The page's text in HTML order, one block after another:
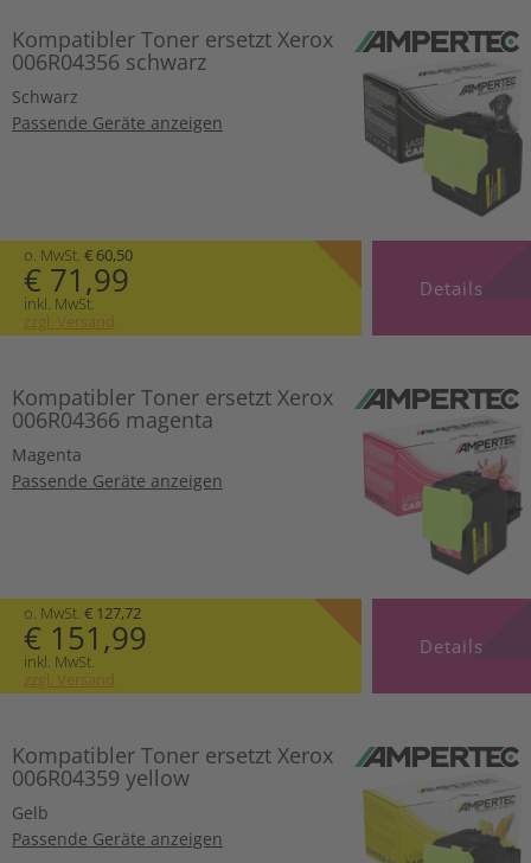
Kompatibler Toner ersetzt Xerox
006R04356 schwarz
Schwarz
Passende Geräte anzeigen
o. MwSt. € 60,50
€ 71,99
inkl. MwSt.
zzgl. Versand
Details
Kompatibler Toner ersetzt Xerox
006R04366 magenta
Magenta
Passende Geräte anzeigen
o. MwSt. € 127,72
€ 151,99
inkl. MwSt.
zzgl. Versand
Details
Kompatibler Toner ersetzt Xerox
006R04359 yellow
Gelb
Passende Geräte anzeigen